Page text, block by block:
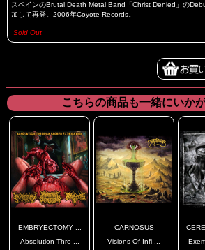
スペインのBrutal Death Metal Band「Christ Denied」の
加して再発。2006年Coyote Records。
Sold Out
こちらの商品も一緒にいか
EMBRYECTOMY ...
Absolution Thro ...
CARNOSUS
Visions Of Infi ...